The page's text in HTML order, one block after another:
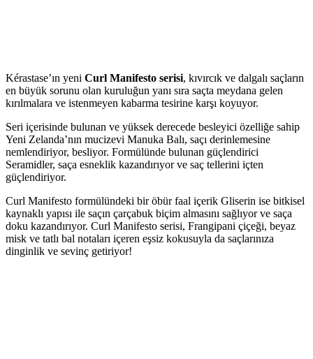
Kérastase’ın yeni Curl Manifesto serisi, kıvırcık ve dalgalı saçların
en büyük sorunu olan kuruluğun yanı sıra saçta meydana gelen
kırılmalara ve istenmeyen kabarma tesirine karşı koyuyor.
Seri içerisinde bulunan ve yüksek derecede besleyici özelliğe sahip
Yeni Zelanda’nın mucizevi Manuka Balı, saçı derinlemesine
nemlendiriyor, besliyor. Formülünde bulunan güçlendirici
Seramidler, saça esneklik kazandırıyor ve saç tellerini içten
güçlendiriyor.
Curl Manifesto formülündeki bir öbür faal içerik Gliserin ise bitkisel
kaynaklı yapısı ile saçın çarçabuk biçim almasını sağlıyor ve saça
doku kazandırıyor. Curl Manifesto serisi, Frangipani çiçeği, beyaz
misk ve tatlı bal notaları içeren eşsiz kokusuyla da saçlarınıza
dinginlik ve sevinç getiriyor!